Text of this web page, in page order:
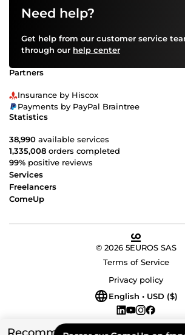
Need help?
Get help from our customer service
through our help center
Partners
Insurance by Hiscox
Payments by PayPal Braintree
Statistics
38,990 available services
1,335,008 orders completed
99% positive reviews
Services
Freelancers
ComeUp
© 2026 5EUROS SAS
Terms of Service
Privacy policy
English • USD ($)